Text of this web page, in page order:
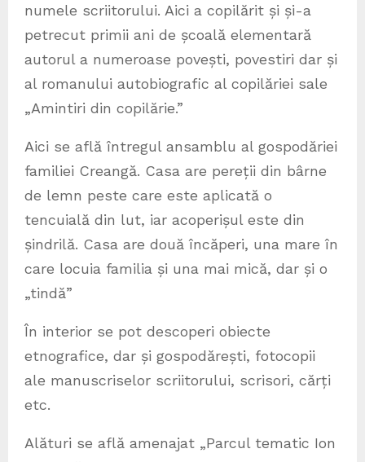
numele scriitorului. Aici a copilărit și și-a
petrecut primii ani de școală elementară
autorul a numeroase povești, povestiri dar și
al romanului autobiografic al copilăriei sale
„Amintiri din copilărie.”
Aici se află întregul ansamblu al gospodăriei
familiei Creangă. Casa are pereții din bârne
de lemn peste care este aplicată o
tencuială din lut, iar acoperișul este din
șindrilă. Casa are două încăperi, una mare în
care locuia familia și una mai mică, dar și o
„tindă”
În interior se pot descoperi obiecte
etnografice, dar și gospodărești, fotocopii
ale manuscriselor scriitorului, scrisori, cărți
etc.
Alături se află amenajat „Parcul tematic Ion